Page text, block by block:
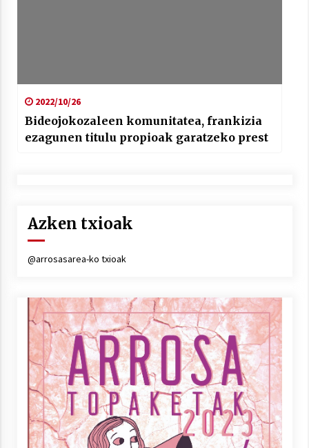
2022/10/26
Bideojokozaleen komunitatea, frankizia
ezagunen titulu propioak garatzeko prest
Azken txioak
@arrosasarea-ko txioak